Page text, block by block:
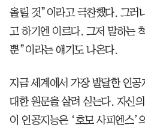
올릴 것”이라고 극찬했다. 그러
고 하기엔 이르다. 그저 말하는
뿐”이라는 얘기도 나온다.
지금 세계에서 가장 발달한 인공
대한 원문을 살려 싣는다. 자신
이 인공지능은 ‘호모 사피엔스’